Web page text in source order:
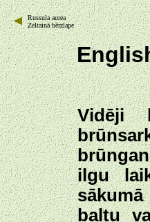
Russula aurea
Zeltainā bērzlape
Vidēji
ilgu
baltu